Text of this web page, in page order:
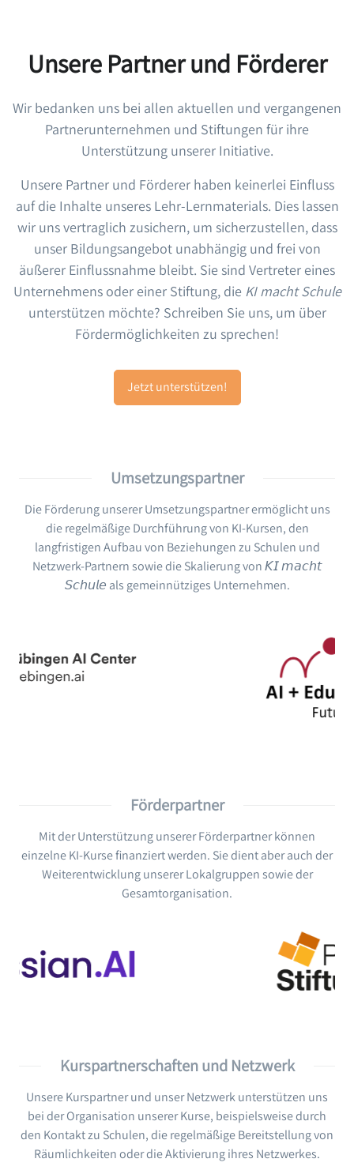
Unsere Partner und Förderer
Wir bedanken uns bei allen aktuellen und vergangenen
Partnerunternehmen und Stiftungen für ihre
Unterstützung unserer Initiative.
Unsere Partner und Förderer haben keinerlei Einfluss
auf die Inhalte unseres Lehr-Lernmaterials. Dies lassen
wir uns vertraglich zusichern, um sicherzustellen, dass
unser Bildungsangebot unabhängig und frei von
äußerer Einflussnahme bleibt. Sie sind Vertreter eines
Unternehmens oder einer Stiftung, die KI macht Schule
unterstützen möchte? Schreiben Sie uns, um über
Fördermöglichkeiten zu sprechen!
Jetzt unterstützen!
Umsetzungspartner
Die Förderung unserer Umsetzungspartner ermöglicht uns
die regelmäßige Durchführung von KI-Kursen, den
langfristigen Aufbau von Beziehungen zu Schulen und
Netzwerk-Partnern sowie die Skalierung von 𝘒𝘐 𝘮𝘢𝘤𝘩𝘵
𝘚𝘤𝘩𝘶𝘭𝘦 als gemeinnütziges Unternehmen.
Förderpartner
Mit der Unterstützung unserer Förderpartner können
einzelne KI-Kurse finanziert werden. Sie dient aber auch der
Weiterentwicklung unserer Lokalgruppen sowie der
Gesamtorganisation.
Kurspartnerschaften und Netzwerk
Unsere Kurspartner und unser Netzwerk unterstützen uns
bei der Organisation unserer Kurse, beispielsweise durch
den Kontakt zu Schulen, die regelmäßige Bereitstellung von
Räumlichkeiten oder die Aktivierung ihres Netzwerkes.